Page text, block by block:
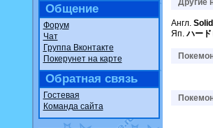
Общение
Форум
Чат
Группа Вконтакте
Покерунет на карте
Обратная связь
Гостевая
Команда сайта
Другие
Англ.
Яп.ハード